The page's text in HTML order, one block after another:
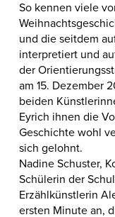
So kennen viele
und die seitdem
interpretiert und
der
am 15. Dezember
beiden
Eyrich ihnen die
Geschichte wohl
sich gelohnt.
Nadine Schuster,
Schülerin der
Erzählkünstlerin
ersten Minute an,